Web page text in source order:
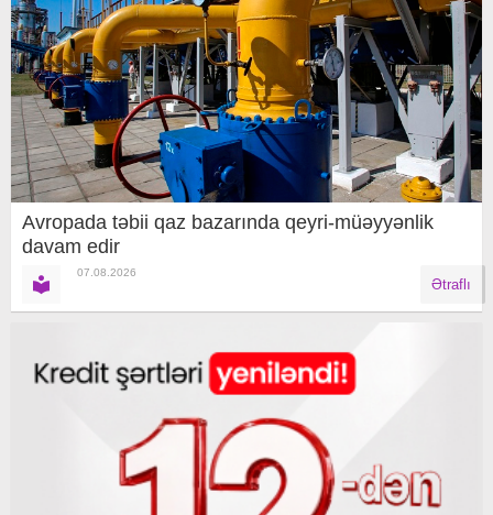
Avropada təbii qaz bazarında qeyri-müəyyənlik
davam edir
07.08.2026
Ətraflı